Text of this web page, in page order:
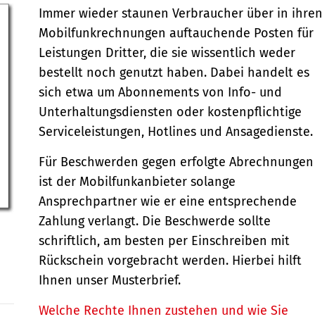
Immer wieder staunen Verbraucher über in ihren
Mobilfunkrechnungen auftauchende Posten für
Leistungen Dritter, die sie wissentlich weder
bestellt noch genutzt haben. Dabei handelt es
sich etwa um Abonnements von Info- und
Unterhaltungsdiensten oder kostenpflichtige
Serviceleistungen, Hotlines und Ansagedienste.
Für Beschwerden gegen erfolgte Abrechnungen
ist der Mobilfunkanbieter solange
Ansprechpartner wie er eine entsprechende
Zahlung verlangt. Die Beschwerde sollte
schriftlich, am besten per Einschreiben mit
Rückschein vorgebracht werden. Hierbei hilft
Ihnen unser Musterbrief.
Welche Rechte Ihnen zustehen und wie Sie